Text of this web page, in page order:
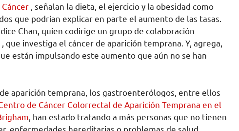
, señalan la dieta, el ejercicio y la obesidad como
que podrían explicar en parte el aumento de las tasas.
Chan, quien codirige un grupo de colaboración
, que investiga el cáncer de aparición temprana. Y, agrega,
están impulsando este aumento que aún no se han
aparición temprana, los gastroenterólogos, entre ellos
de Cáncer Colorrectal de Aparición Temprana en el
, han estado tratando a más personas que no tienen
enfermedades hereditarias o problemas de salud